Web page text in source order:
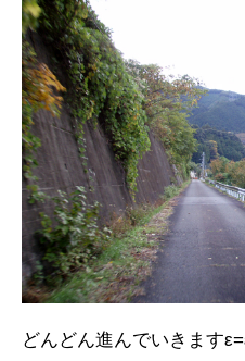
どんどん進んでいきます